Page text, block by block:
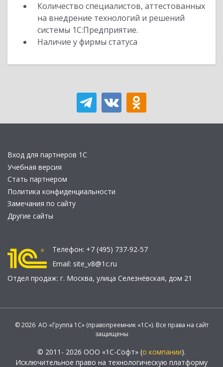
Количество специалистов, аттестованных
на внедрение технологий и решений
системы 1С:Предприятие.
Наличие у фирмы статуса
Вход для партнеров 1С
Учебная версия
Стать партнером
Политика конфиденциальности
Замечания по сайту
Другие сайты
Телефон: +7 (495) 737-92-57
Email: site_v8@1c.ru
Отдел продаж: г. Москва, улица Селезнёвская, дом 21
© 2026 АО «Группа 1С» (правопреемник «1С»). Все права на сайт
защищены
© 2011- 2026 ООО «1С-Софт» (о компании).
Исключительное право на технологическую платформу